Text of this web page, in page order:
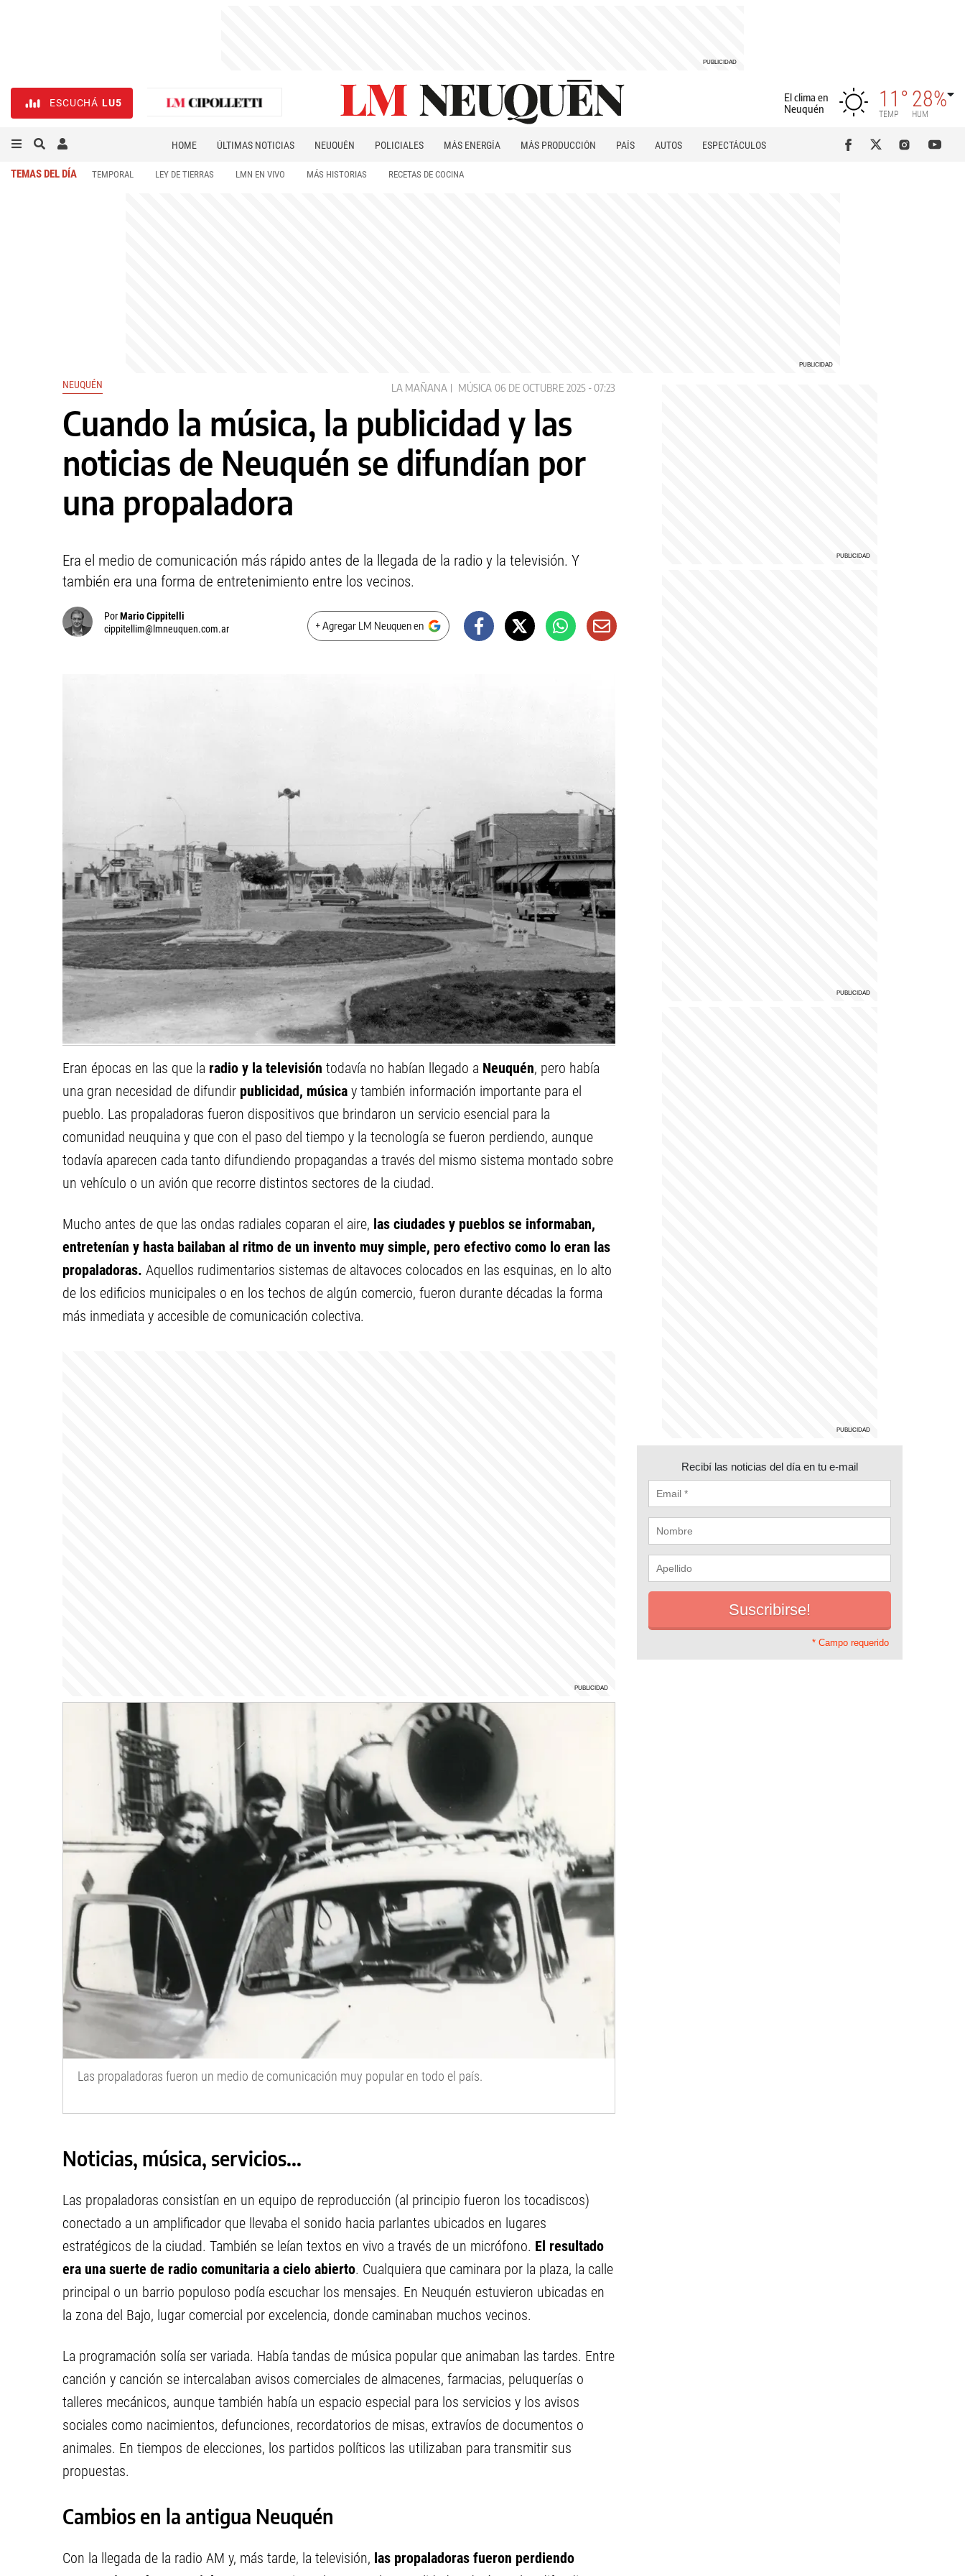
ESCUCHÁ LU5
El clima en
Neuquén
11°
TEMP
28%
HUM
HOME ÚLTIMAS NOTICIAS NEUQUÉN POLICIALES MÁS ENERGÍA MÁS PRODUCCIÓN PAÍS AUTOS
ESPECTÁCULOS
TEMAS DEL DÍA TEMPORAL LEY DE TIERRAS LMN EN VIVO MÁS HISTORIAS RECETAS DE COCINA
NEUQUÉN LA MAÑANA MÚSICA 06 DE OCTUBRE 2025 - 07:23
Cuando la música, la publicidad y las
noticias de Neuquén se difundían por
una propaladora
Era el medio de comunicación más rápido antes de la llegada de la radio y la televisión. Y
también era una forma de entretenimiento entre los vecinos.
PorMario Cippitelli
cippitellim@lmneuquen.com.ar
+ Agregar LM Neuquen en
Eran épocas en las que la radio y la televisión todavía no habían llegado a Neuquén, pero había
una gran necesidad de difundir publicidad, música y también información importante para el
pueblo. Las propaladoras fueron dispositivos que brindaron un servicio esencial para la
comunidad neuquina y que con el paso del tiempo y la tecnología se fueron perdiendo, aunque
todavía aparecen cada tanto difundiendo propagandas a través del mismo sistema montado sobre
un vehículo o un avión que recorre distintos sectores de la ciudad.
Mucho antes de que las ondas radiales coparan el aire, las ciudades y pueblos se informaban,
entretenían y hasta bailaban al ritmo de un invento muy simple, pero efectivo como lo eran las
propaladoras. Aquellos rudimentarios sistemas de altavoces colocados en las esquinas, en lo alto
de los edificios municipales o en los techos de algún comercio, fueron durante décadas la forma
más inmediata y accesible de comunicación colectiva.
Las propaladoras fueron un medio de comunicación muy popular en todo el país.
Noticias, música, servicios...
Las propaladoras consistían en un equipo de reproducción (al principio fueron los tocadiscos)
conectado a un amplificador que llevaba el sonido hacia parlantes ubicados en lugares
estratégicos de la ciudad. También se leían textos en vivo a través de un micrófono. El resultado
era una suerte de radio comunitaria a cielo abierto. Cualquiera que caminara por la plaza, la calle
principal o un barrio populoso podía escuchar los mensajes. En Neuquén estuvieron ubicadas en
la zona del Bajo, lugar comercial por excelencia, donde caminaban muchos vecinos.
La programación solía ser variada. Había tandas de música popular que animaban las tardes. Entre
canción y canción se intercalaban avisos comerciales de almacenes, farmacias, peluquerías o
talleres mecánicos, aunque también había un espacio especial para los servicios y los avisos
sociales como nacimientos, defunciones, recordatorios de misas, extravíos de documentos o
animales. En tiempos de elecciones, los partidos políticos las utilizaban para transmitir sus
propuestas.
Cambios en la antigua Neuquén
Con la llegada de la radio AM y, más tarde, la televisión, las propaladoras fueron perdiendo
Recibí las noticias del día en tu e-mail
* Campo requerido